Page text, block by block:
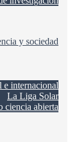
y sociedad
e internacional
La Liga Solar
ciencia abierta